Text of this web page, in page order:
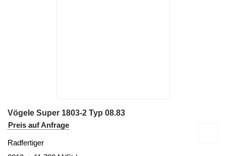
Vögele Super 1803-2 Typ 08.83
Preis auf Anfrage
Radfertiger